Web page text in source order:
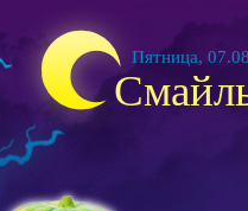
Пятница,